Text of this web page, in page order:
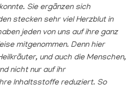
Sie ergänzen sich
stecken sehr viel Herzblut in
jeden von uns auf ihre ganz
mitgenommen. Denn hier
und auch die Menschen,
nicht nur auf ihr
Inhaltsstoffe reduziert. So